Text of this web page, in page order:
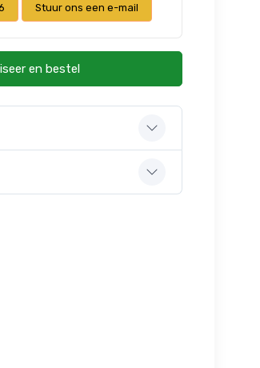
Stuur ons een e-mail
en bestel